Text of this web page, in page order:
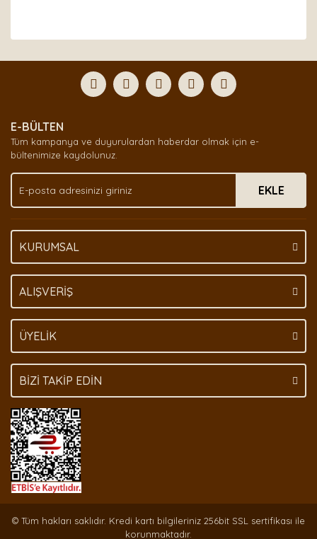
Yorum Yaz
formunu kullanarak tarafımıza iletebilirsiniz.
Görüş ve önerileriniz için teşekkür ederiz.
Ürün açıklamasında eksik bilgiler bulunuyor.
Ürün bilgilerinde hatalar bulunuyor.
Ürün fiyatı diğer sitelerden daha pahalı.
Bu ürüne benzer farklı alternatifler olmalı.
E-BÜLTEN
Tüm kampanya ve duyurulardan haberdar olmak için e-
bültenimize kaydolunuz.
EKLE
KURUMSAL
ALIŞVERİŞ
ÜYELİK
BİZİ TAKİP EDİN
© Tüm hakları saklıdır. Kredi kartı bilgileriniz 256bit SSL sertifikası ile
korunmaktadır.